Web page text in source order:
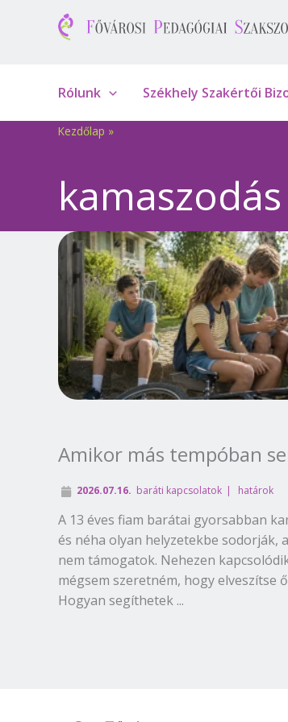
Rólunk Székhely Szakértői
Kezdőlap »
kamaszodás
Amikor más tempóban
2026.07.16. baráti kapcsolatok határok
A 13 éves fiam barátai gyorsabban
és néha olyan helyzetekbe sodorják,
nem támogatok. Nehezen
mégsem szeretném, hogy elveszítse
Hogyan segíthetek ...